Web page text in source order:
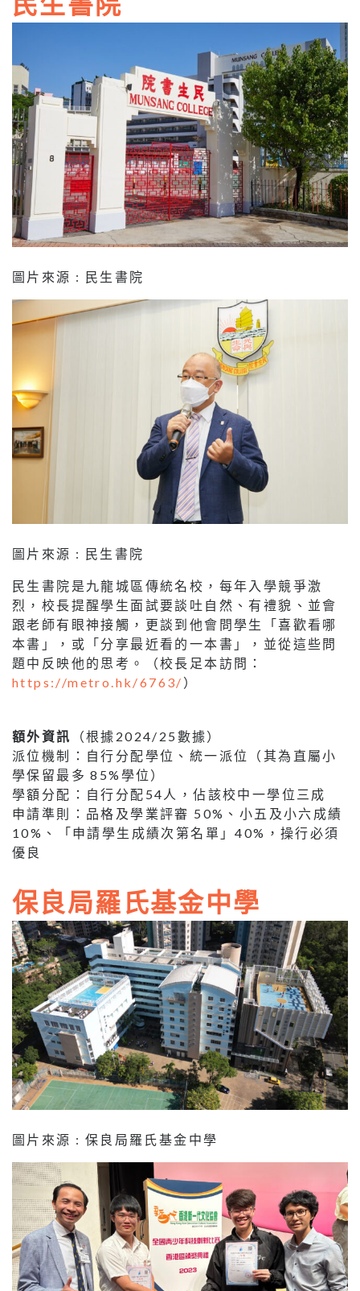
圖片來源 : 民生書院
圖片來源 : 民生書院
民生書院是九龍城區傳統名校，每年入學競爭激
烈，校長提醒學生面試要談吐自然、有禮貌、並會
跟老師有眼神接觸，更談到他會問學生「喜歡看哪
本書」，或「分享最近看的一本書」，並從這些問
題中反映他的思考。（校長足本訪問：
https://metro.hk/6763/ ）
額外資訊
（根據2024/25數據）
派位機制：自行分配學位、統一派位（其為直屬小
學保留最多 85%學位）
學額分配：自行分配54人，佔該校中一學位三成
申請準則：品格及學業評審 50%、小五及小六成績
10%、「申請學生成績次第名單」40%，操行必須
優良
保良局羅氏基金中學
圖片來源 : 保良局羅氏基金中學